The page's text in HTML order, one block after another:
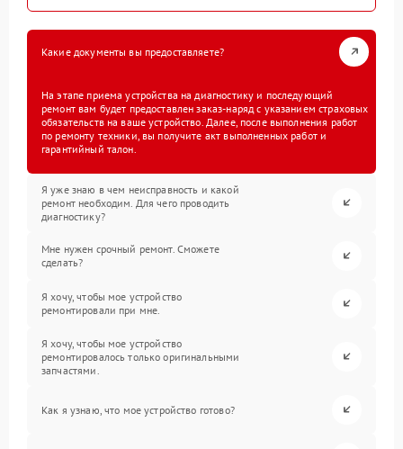
Какие документы вы предоставляете?
На этапе приема устройства на диагностику и последующий
ремонт вам будет предоставлен заказ-наряд с указанием страховых
обязательств на ваше устройство. Далее, после выполнения работ
по ремонту техники, вы получите акт выполненных работ и
гарантийный талон.
Я уже знаю в чем неисправность и какой
ремонт необходим. Для чего проводить
диагностику?
Мне нужен срочный ремонт. Сможете
сделать?
Я хочу, чтобы мое устройство
ремонтировали при мне.
Я хочу, чтобы мое устройство
ремонтировалось только оригинальными
запчастями.
Как я узнаю, что мое устройство готово?